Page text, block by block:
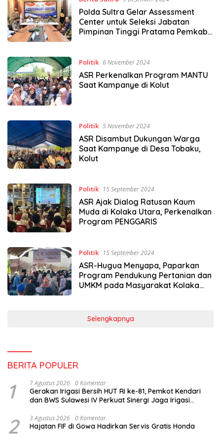
Polda Sultra Gelar Assessment
Center untuk Seleksi Jabatan
Pimpinan Tinggi Pratama Pemkab
Politik 6 November 2024
ASR Perkenalkan Program MANTU
Saat Kampanye di Kolut
Politik 5 November 2024
ASR Disambut Dukungan Warga
Saat Kampanye di Desa Tobaku,
Kolut
Politik 15 September 2024
ASR Ajak Dialog Ratusan Kaum
Muda di Kolaka Utara, Perkenalkan
Program PENGGARIS
Politik 15 September 2024
ASR-Hugua Menyapa, Paparkan
Program Pendukung Pertanian dan
UMKM pada Masyarakat Kolaka
Selengkapnya
BERITA POPULER
1 7 Agustus 2026 0 Komentar
Gerakan Irigasi Bersih HUT RI ke-81, Pemkot Kendari
dan BWS Sulawesi IV Perkuat Sinergi Jaga Irigasi
2 3 Agustus 2026 0 Komentar
Hajatan FIF di Gowa Hadirkan Servis Gratis Honda